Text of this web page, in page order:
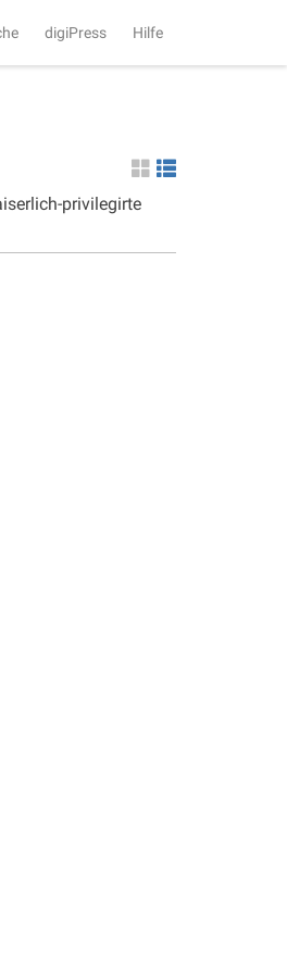
digiPress Hilfe
privilegirte